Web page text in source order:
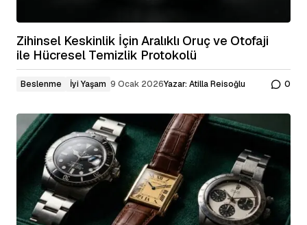
Zihinsel Keskinlik İçin Aralıklı Oruç ve Otofaji
ile Hücresel Temizlik Protokolü
Beslenme İyi Yaşam 9 Ocak 2026Yazar: Atilla Reisoğlu 0